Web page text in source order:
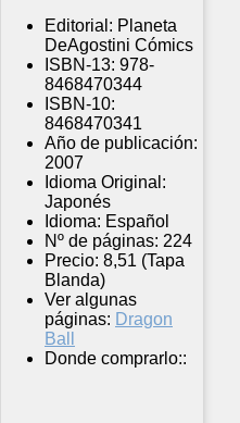
Editorial: Planeta
DeAgostini Cómics
ISBN-13: 978-
8468470344
ISBN-10:
8468470341
Año de publicación:
2007
Idioma Original:
Japonés
Idioma: Español
Nº de páginas: 224
Precio: 8,51 (Tapa
Blanda)
Ver algunas
páginas: Dragon
Ball
Donde comprarlo::